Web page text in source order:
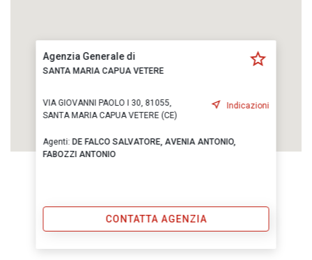
Agenzia Generale di
SANTA MARIA CAPUA VETERE
VIA GIOVANNI PAOLO I 30, 81055,
SANTA MARIA CAPUA VETERE (CE)
Indicazioni
Agenti: DE FALCO SALVATORE,AVENIA ANTONIO,
FABOZZI ANTONIO
CONTATTA AGENZIA